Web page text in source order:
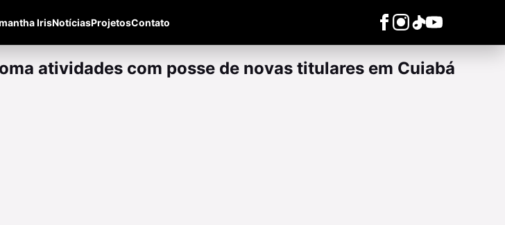
IrisNotíciasProjetosContato
atividades com posse de novas titulares em Cuiabá